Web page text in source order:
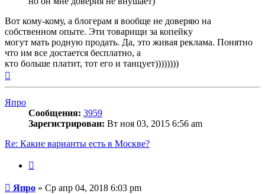
Вот кому-кому, а блогерам я вообще не доверяю на
собственном опыте. Эти товарищи за копейку
могут мать родную продать. Да, это живая реклама. Понятно
что им все достается бесплатно, а
кто больше платит, тот его и танцует))))))))
Япро
Сообщения: 3959
Зарегистрирован: Вт ноя 03, 2015 6:56 am
Re: Какие варианты есть в Москве?
Сообщение
Япро » Ср апр 04, 2018 6:03 pm